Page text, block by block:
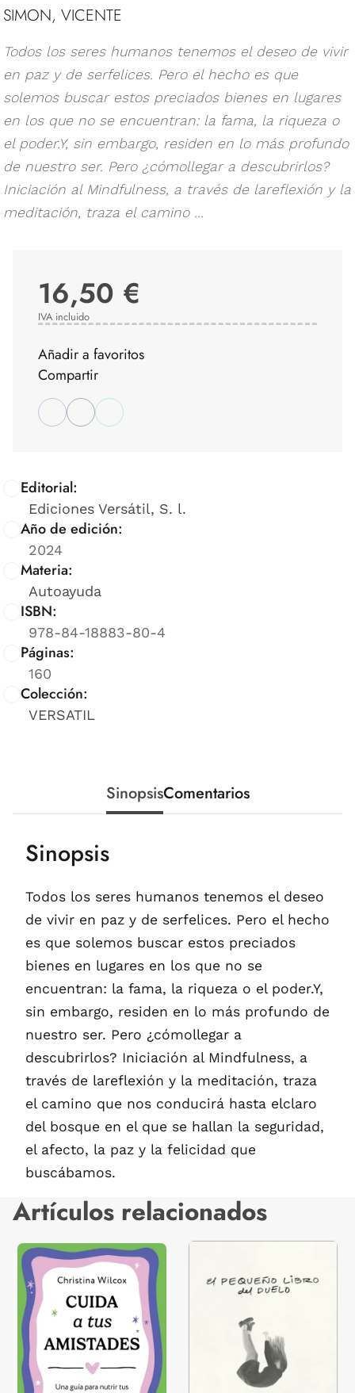
SIMON, VICENTE
Todos los seres humanos tenemos el deseo de vivir
en paz y de serfelices. Pero el hecho es que
solemos buscar estos preciados bienes en lugares
en los que no se encuentran: la fama, la riqueza o
el poder.Y, sin embargo, residen en lo más profundo
de nuestro ser. Pero ¿cómollegar a descubrirlos?
Iniciación al Mindfulness, a través de lareflexión y la
meditación, traza el camino ...
Editorial:
Ediciones Versátil, S. l.
Año de edición:
2024
Materia:
Autoayuda
ISBN:
978-84-18883-80-4
Páginas:
160
Colección:
VERSATIL
16,50 €
IVA incluido
Añadir a favoritos
Compartir
SinopsisComentarios
Sinopsis
Todos los seres humanos tenemos el deseo
de vivir en paz y de serfelices. Pero el hecho
es que solemos buscar estos preciados
bienes en lugares en los que no se
encuentran: la fama, la riqueza o el poder.Y,
sin embargo, residen en lo más profundo de
nuestro ser. Pero ¿cómollegar a
descubrirlos? Iniciación al Mindfulness, a
través de lareflexión y la meditación, traza
el camino que nos conducirá hasta elclaro
del bosque en el que se hallan la seguridad,
el afecto, la paz y la felicidad que
buscábamos.
Artículos relacionados